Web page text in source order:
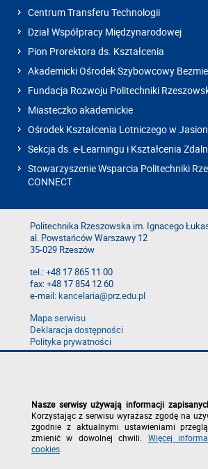
Centrum Transferu Technologii
Dział Współpracy Międzynarodowej
Pion Prorektora ds. Kształcenia
Akademicki Ośrodek Szybowcowy
Fundacja Rozwoju Politechniki
Miasteczko akademickie
Ośrodek Kształcenia Lotniczego w
Sekcja ds. e-Learningu i Kształcenia
Stowarzyszenie Wsparcia Politechniki
CONNECT
Politechnika Rzeszowska im. Ignacego
al. Powstańców Warszawy 12
35-029 Rzeszów
tel.: +48 17 865 11 00
fax: +48 17 854 12 60
e-mail:kancelaria@prz.edu.pl
Mapa serwisu
Deklaracja dostępności
Polityka prywatności
Zgłoś błąd na stronie
Nasze serwisy używają informacji
Korzystając z serwisu wyrażasz zgodę na
zgodnie z aktualnymi ustawieniami
zmienić w dowolnej chwili. Więcej
cookies